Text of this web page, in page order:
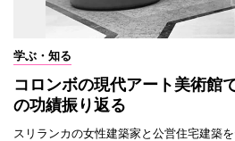
学ぶ・知る
コロンボの現代アート美術
の功績振り返る
スリランカの女性建築家と公営住宅建築